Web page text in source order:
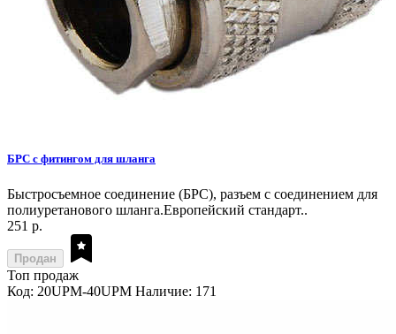
БРС с фитингом для шланга
Быстросъемное соединение (БРС), разъем с соединением для
полиуретанового шланга.Европейский стандарт..
251 р.
Продан
Топ продаж
Код: 20UPM-40UPM Наличие: 171